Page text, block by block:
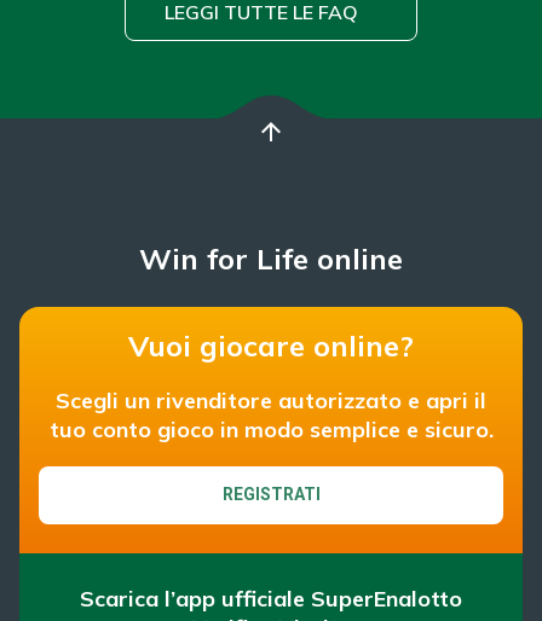
LEGGI TUTTE LE FAQ
arrow_upward
Win for Life online
Vuoi giocare online?
Scegli un rivenditore autorizzato e apri il
tuo conto gioco in modo semplice e sicuro.
REGISTRATI
Scarica l’app ufficiale SuperEnalotto